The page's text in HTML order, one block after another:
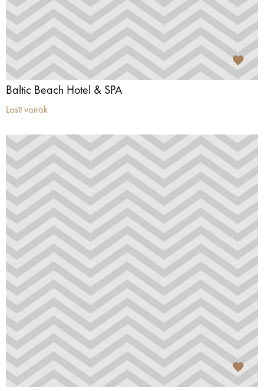
Baltic Beach Hotel & SPA
Lasīt vairāk